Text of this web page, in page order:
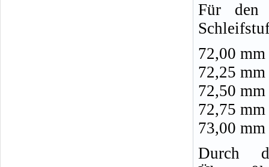
Für den
72,00
72,25
72,50
72,75
73,00
Durch